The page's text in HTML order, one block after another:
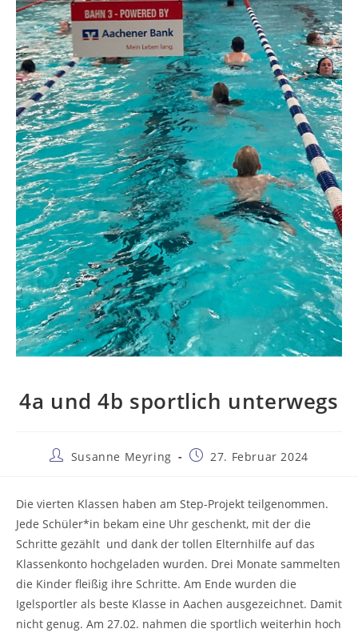
4a und 4b sportlich unterwegs
Beitrags-
Susanne Meyring
Beitrag27. Februar 2024
Die vierten Klassen haben am Step-Projekt teilgenommen.
Jede Schüler*in bekam eine Uhr geschenkt, mit der die
Schritte gezählt und dank der tollen Elternhilfe auf das
Klassenkonto hochgeladen wurden. Drei Monate sammelten
die Kinder fleißig ihre Schritte. Am Ende wurden die
Igelsportler als beste Klasse in Aachen ausgezeichnet. Damit
nicht genug. Am 27.02. nahmen die sportlich weiterhin hoch